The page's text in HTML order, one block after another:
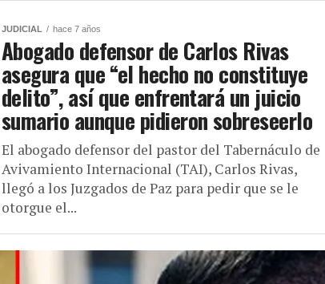
JUDICIAL hace 7 años
Abogado defensor de Carlos Rivas
asegura que “el hecho no constituye
delito”, así que enfrentará un juicio
sumario aunque pidieron sobreseerlo
El abogado defensor del pastor del Tabernáculo de
Avivamiento Internacional (TAI), Carlos Rivas,
llegó a los Juzgados de Paz para pedir que se le
otorgue el...